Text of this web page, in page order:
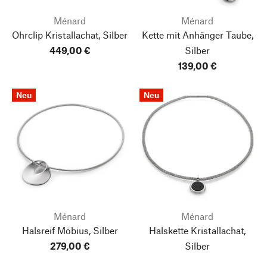
Ménard
Ohrclip Kristallachat, Silber
449,00 €
Ménard
Kette mit Anhänger Taube,
Silber
139,00 €
Neu
Ménard
Halsreif Möbius, Silber
279,00 €
Neu
Ménard
Halskette Kristallachat,
Silber